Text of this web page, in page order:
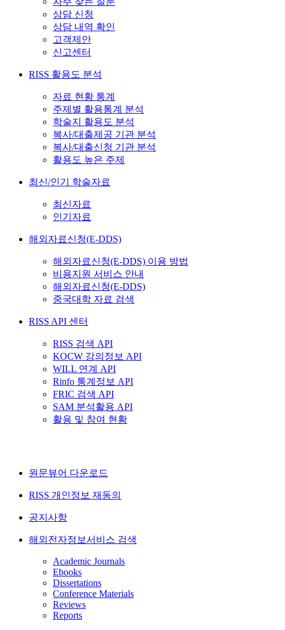
상담 신청
상담 내역 확인
고객제안
신고센터
RISS 활용도 분석
자료 현황 통계
주제별 활용통계 분석
학술지 활용도 분석
복사/대출제공 기관 분석
복사/대출신청 기관 분석
활용도 높은 주제
최신/인기 학술자료
최신자료
인기자료
해외자료신청(E-DDS)
해외자료신청(E-DDS) 이용 방법
비용지원 서비스 안내
해외자료신청(E-DDS)
중국대학 자료 검색
RISS API 센터
RISS 검색 API
KOCW 강의정보 API
WILL 연계 API
Rinfo 통계정보 API
FRIC 검색 API
SAM 분석활용 API
활용 및 참여 현황
원문뷰어 다운로드
RISS 개인정보 재동의
공지사항
해외전자정보서비스 검색
Academic Journals
Ebooks
Dissertations
Conference Materials
Reviews
Reports